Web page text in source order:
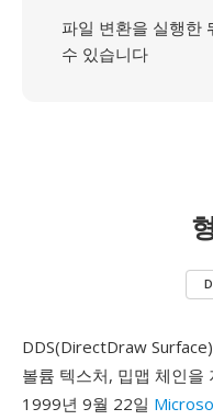
파일 변환을 실행한
수 있습니다
DDS(DirectDraw
볼륨 텍스처, 밉맵 체인을
1999년 9월 22일